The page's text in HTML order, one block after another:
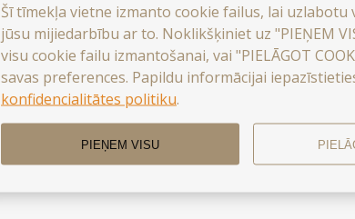
Šī tīmekļa vietne izmanto cookie failus, lai uzlabotu
jūsu mijiedarbību ar to. Noklikšķiniet uz "PIEŅEM
visu cookie failu izmantošanai, vai "PIELĀGOT
savas preferences. Papildu informācijai
konfidencialitātes politiku.
PIEŅEM VISU